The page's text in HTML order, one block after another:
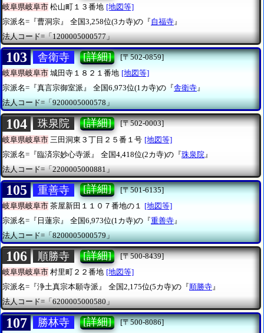
岐阜県岐阜市 松山町１３番地 [地図等]
宗派名=『曹洞宗』
全国3,258位(3カ寺)の『自福寺』
法人コード=「1200005000577」
103 舎衛寺 [詳細]
[〒502-0859]
岐阜県岐阜市 城田寺１８２１番地 [地図等]
宗派名=『真言宗御室派』
全国6,973位(1カ寺)の『舎衛寺』
法人コード=「9200005000578」
104 珠泉院 [詳細]
[〒502-0003]
岐阜県岐阜市 三田洞東３丁目２５番１号 [地図等]
宗派名=『臨済宗妙心寺派』
全国4,418位(2カ寺)の『珠泉院 』
法人コード=「2200005000881」
105 重善寺 [詳細]
[〒501-6135]
岐阜県岐阜市 茶屋新田１１０７番地の１ [地図等]
宗派名=『日蓮宗』
全国6,973位(1カ寺)の『重善寺』
法人コード=「8200005000579」
106 順勝寺 [詳細]
[〒500-8439]
岐阜県岐阜市 村里町２２番地 [地図等]
宗派名=『浄土真宗本願寺派』
全国2,175位(5カ寺)の『順勝寺』
法人コード=「6200005000580」
107 勝林寺 [詳細]
[〒500-8086]